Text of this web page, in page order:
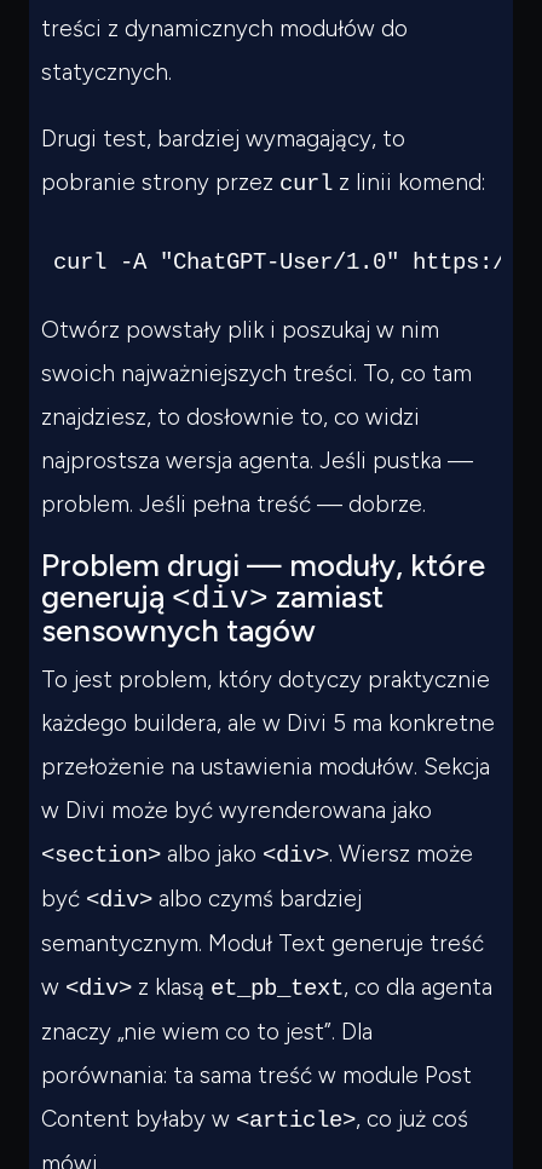
treści z dynamicznych modułów do
statycznych.
Drugi test, bardziej wymagający, to
pobranie strony przez curl z linii komend:
curl -A "ChatGPT-User/1.0" https://
Otwórz powstały plik i poszukaj w nim
swoich najważniejszych treści. To, co tam
znajdziesz, to dosłownie to, co widzi
najprostsza wersja agenta. Jeśli pustka —
problem. Jeśli pełna treść — dobrze.
Problem drugi — moduły, które
generują <div> zamiast
sensownych tagów
To jest problem, który dotyczy praktycznie
każdego buildera, ale w Divi 5 ma konkretne
przełożenie na ustawienia modułów. Sekcja
w Divi może być wyrenderowana jako
<section> albo jako <div>. Wiersz może
być <div> albo czymś bardziej
semantycznym. Moduł Text generuje treść
w <div> z klasą et_pb_text, co dla agenta
znaczy „nie wiem co to jest”. Dla
porównania: ta sama treść w module Post
Content byłaby w <article>, co już coś